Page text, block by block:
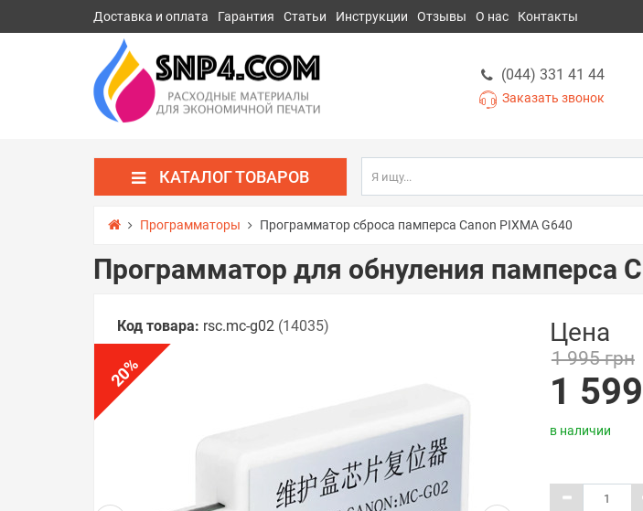
Доставка и оплата Гарантия Статьи Инструкции Отзывы О нас Контакты
(044) 331 41 44
Заказать звонок
КАТАЛОГ ТОВАРОВ
Программаторы Программатор сброса памперса Canon PIXMA G640
Программатор для обнуления памперса
Код товара: rsс.mc-g02 (14035)
20
%
Цена
1 995 грн
1
в наличии